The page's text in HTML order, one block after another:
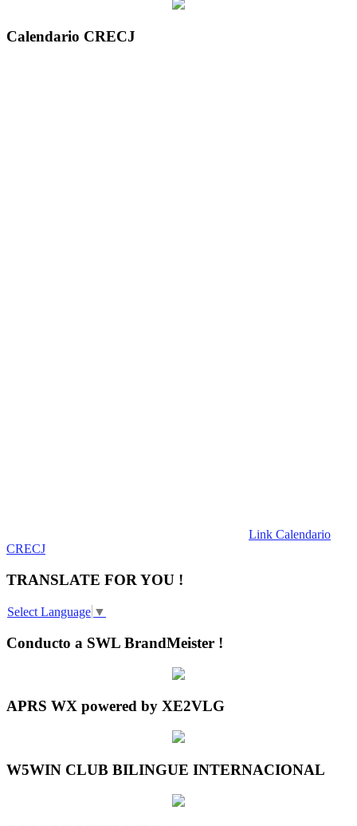
Calendario CRECJ
Link Calendario
CRECJ
TRANSLATE FOR YOU !
Select Language ▼
Conducto a SWL BrandMeister !
APRS WX powered by XE2VLG
W5WIN CLUB BILINGUE INTERNACIONAL